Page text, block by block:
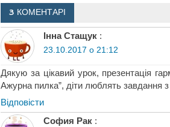
3 КОМЕНТАРІ
Iнна Стащук :
23.10.2017 о 21:12
Дякую за цікавий урок, презентація
Ажурна пилка”, діти люблять завдання
Відповіcти
София Рак :